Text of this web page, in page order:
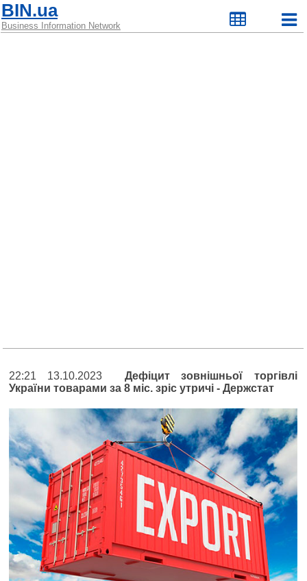
BIN.ua
Business Information Network
22:21 13.10.2023 Дефіцит зовнішньої торгівлі
України товарами за 8 міс. зріс утричі - Держстат